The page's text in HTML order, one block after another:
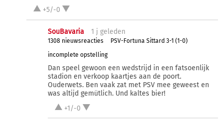
+5/-0
SouBavaria 1 j geleden
1308 nieuwsreacties
PSV-Fortuna Sittard 3-1 (1-0)
incomplete opstelling
Dan speel gewoon een wedstrijd in een fatsoenlijk
stadion en verkoop kaartjes aan de poort.
Ouderwets. Ben vaak zat met PSV mee geweest en
was altijd gemütlich. Und kaltes bier!
+1/-0